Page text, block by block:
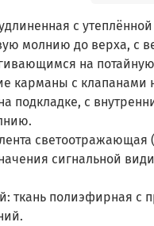
с
молнию до верха, с
на
карманы с клапанами
подкладке, с
светоотражающая
сигнальной
ткань полиэфирная с